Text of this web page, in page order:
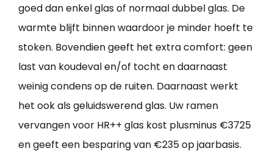
goed dan enkel glas of normaal dubbel glas. De
warmte blijft binnen waardoor je minder hoeft te
stoken. Bovendien geeft het extra comfort: geen
last van koudeval en/of tocht en daarnaast
weinig condens op de ruiten. Daarnaast werkt
het ook als geluidswerend glas. Uw ramen
vervangen voor HR++ glas kost plusminus €3725
en geeft een besparing van €235 op jaarbasis.